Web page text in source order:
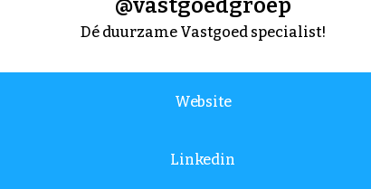
@vastgoedgroep
Dé duurzame Vastgoed specialist!
Website
Linkedin